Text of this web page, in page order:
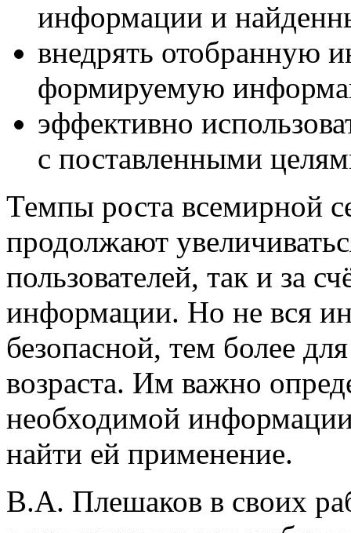
информации и
внедрять отобранную
формируемую
эффективно
с поставленными
Темпы роста всемирной
продолжают
пользователей, так и за
информации. Но не вся
безопасной, тем более
возраста. Им важно
необходимой
найти ей применение.
В.А. Плешаков в своих